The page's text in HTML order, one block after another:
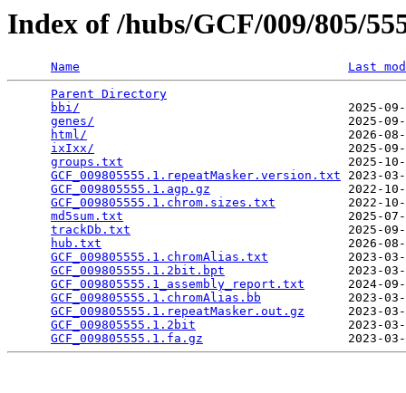
Index of /hubs/GCF/009/805/
Name
Last
Parent Directory
bbi/
2025-
genes/
2025-
html/
2026-
ixIxx/
2025-
groups.txt
2025-
GCF_009805555.1.repeatMasker.version.txt 2023-
GCF_009805555.1.agp.gz
2022-
GCF_009805555.1.chrom.sizes.txt
2022-
md5sum.txt
2025-
trackDb.txt
2025-
hub.txt
2026-
GCF_009805555.1.chromAlias.txt
2023-
GCF_009805555.1.2bit.bpt
2023-
GCF_009805555.1_assembly_report.txt
2024-
GCF_009805555.1.chromAlias.bb
2023-
GCF_009805555.1.repeatMasker.out.gz
2023-
GCF_009805555.1.2bit
2023-
GCF_009805555.1.fa.gz